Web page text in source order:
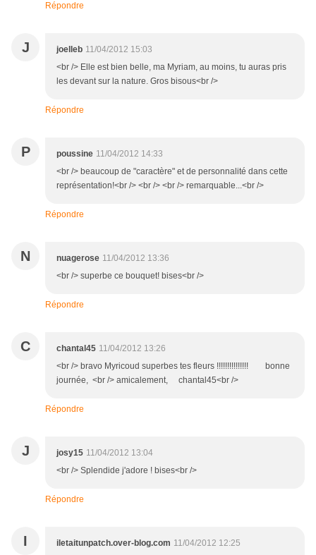
Répondre
J joelleb 11/04/2012 15:03
<br /> Elle est bien belle, ma Myriam, au moins, tu auras pris
les devant sur la nature. Gros bisous<br />
Répondre
P poussine 11/04/2012 14:33
<br /> beaucoup de "caractère" et de personnalité dans cette
représentation!<br /> <br /> <br /> remarquable...<br />
Répondre
N nuagerose 11/04/2012 13:36
<br /> superbe ce bouquet! bises<br />
Répondre
C chantal45 11/04/2012 13:26
<br /> bravo Myricoud superbes tes fleurs !!!!!!!!!!!!!!! bonne
journée, <br /> amicalement, chantal45<br />
Répondre
J josy15 11/04/2012 13:04
<br /> Splendide j'adore ! bises<br />
Répondre
I iletaitunpatch.over-blog.com 11/04/2012 12:25